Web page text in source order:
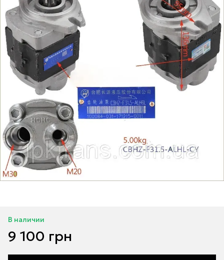
В наличии
9 100 грн